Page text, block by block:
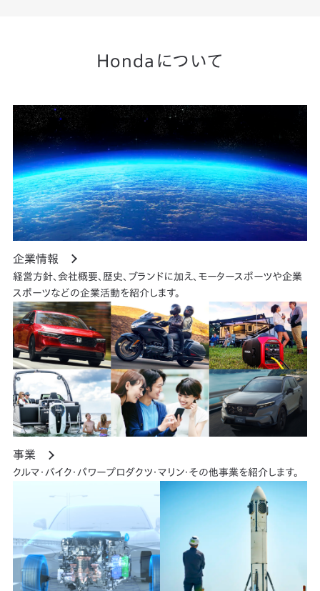
Hondaについて
企業情報
経営方針、会社概要、歴史、ブランドに加え、モータースポーツや企業
スポーツなどの企業活動を紹介します。
事業
クルマ・バイク・パワープロダクツ・マリン・その他事業を紹介します。